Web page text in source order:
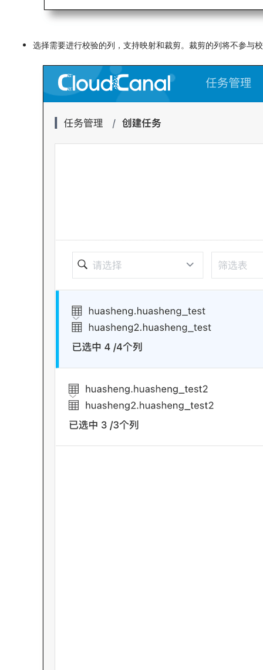
选择需要进行校验的列，支持映射和裁剪。裁剪的列将不参与